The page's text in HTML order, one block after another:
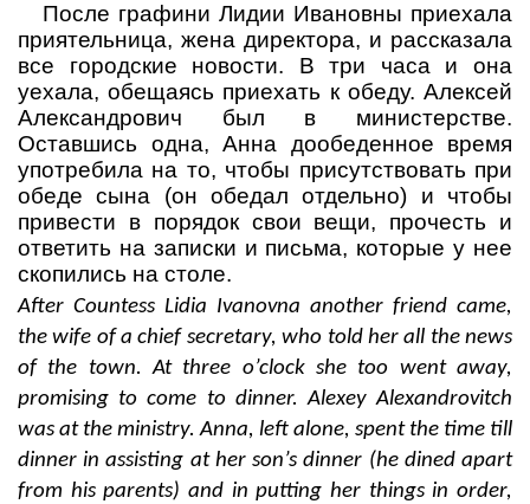
После графини Лидии Ивановны приехала
приятельница, жена директора, и рассказала
все городские новости. В три часа и она
уехала, обещаясь приехать к обеду. Алексей
Александрович был в министерстве.
Оставшись одна, Анна дообеденное время
употребила на то, чтобы присутствовать при
обеде сына (он обедал отдельно) и чтобы
привести в порядок свои вещи, прочесть и
ответить на записки и письма, которые у нее
скопились на столе.
After Countess Lidia Ivanovna another friend came,
the wife of a chief secretary, who told her all the news
of the town. At three o’clock she too went away,
promising to come to dinner. Alexey Alexandrovitch
was at the ministry. Anna, left alone, spent the time till
dinner in assisting at her son’s dinner (he dined apart
from his parents) and in putting her things in order,